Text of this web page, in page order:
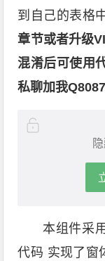
到自己的表格
章节或者升级
混淆后可使用
私聊加我
本组件采
代码 实现了窗